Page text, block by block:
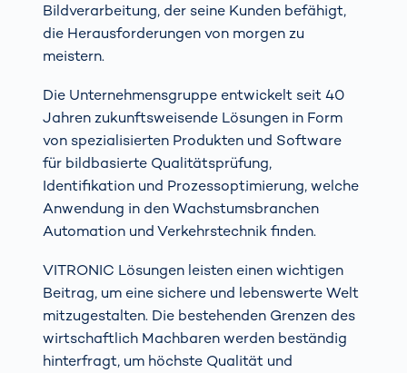
Bildverarbeitung, der seine Kunden befähigt,
die Herausforderungen von morgen zu
meistern.
Die Unternehmensgruppe entwickelt seit 40
Jahren zukunftsweisende Lösungen in Form
von spezialisierten Produkten und Software
für bildbasierte Qualitätsprüfung,
Identifikation und Prozessoptimierung, welche
Anwendung in den Wachstumsbranchen
Automation und Verkehrstechnik finden.
VITRONIC Lösungen leisten einen wichtigen
Beitrag, um eine sichere und lebenswerte Welt
mitzugestalten. Die bestehenden Grenzen des
wirtschaftlich Machbaren werden beständig
hinterfragt, um höchste Qualität und